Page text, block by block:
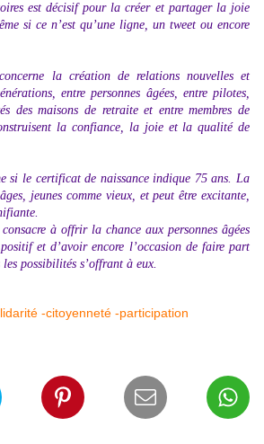
est décisif pour la créer et partager la joie
si ce n’est qu’une ligne, un tweet ou encore
la création de relations nouvelles et
entre personnes âgées, entre pilotes,
des maisons de retraite et entre membres de
la confiance, la joie et la qualité de
si le certificat de naissance indique 75 ans. La
jeunes comme vieux, et peut être excitante,
à offrir la chance aux personnes âgées
et d’avoir encore l’occasion de faire part
possibilités s’offrant à eux.
-citoyenneté -participation